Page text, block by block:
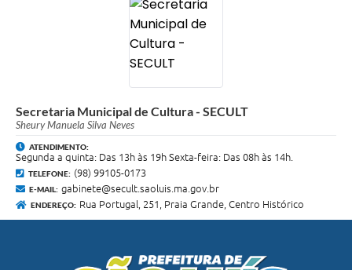
Secretaria Municipal de Cultura - SECULT
Sheury Manuela Silva Neves
ATENDIMENTO:
Segunda a quinta: Das 13h às 19h Sexta-feira: Das 08h às 14h.
TELEFONE: (98) 99105-0173
E-MAIL: gabinete@secult.saoluis.ma.gov.br
ENDEREÇO: Rua Portugal, 251, Praia Grande, Centro Histórico